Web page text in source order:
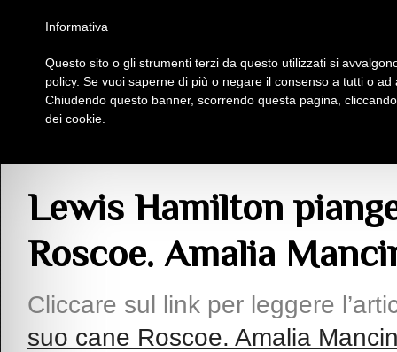
Insieme Per La Cultura
Lewis Hamilton
Roscoe. Amalia
Cliccare sul link per leggere
suo cane Roscoe. Amalia
Informativa
Questo sito o gli strumenti terzi da questo utilizzati si
policy. Se vuoi saperne di più o negare il consenso a tutti o
Chiudendo questo banner, scorrendo questa pagina,
dei cookie.